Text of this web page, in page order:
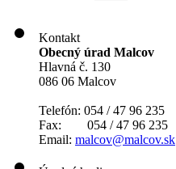
Kontakt
Obecný úrad Malcov
Hlavná č. 130
086 06 Malcov
Telefón: 054 / 47 96 235
Fax: 054 / 47 96 235
Email: malcov@malcov.sk